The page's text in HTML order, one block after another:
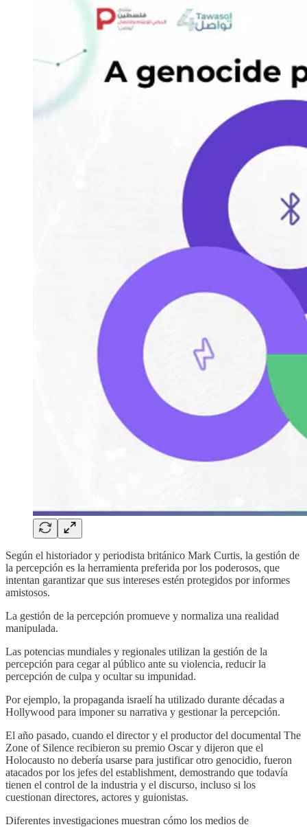
Según el historiador y periodista británico Mark Curtis, la gestión de
la percepción es la herramienta preferida por los poderosos, que
intentan garantizar que sus intereses estén protegidos por informes
amistosos.
La gestión de la percepción promueve y normaliza una realidad
manipulada.
Las potencias mundiales y regionales utilizan la gestión de la
percepción para cegar al público ante su violencia, reducir la
percepción de culpa y ocultar su impunidad.
Por ejemplo, la propaganda israelí ha utilizado durante décadas a
Hollywood para imponer su narrativa y gestionar la percepción.
El año pasado, cuando el director y el productor del documental The
Zone of Silence recibieron su premio Oscar y dijeron que el
Holocausto no debería usarse para justificar otro genocidio, fueron
atacados por los jefes del establishment, demostrando que todavía
tienen el control de la industria y el discurso, incluso si los
cuestionan directores, actores y guionistas.
Diferentes investigaciones muestran cómo los medios de